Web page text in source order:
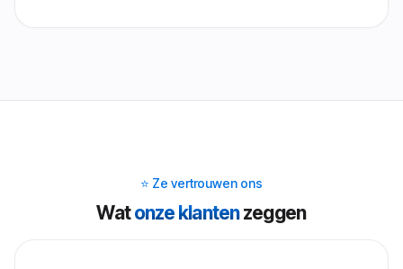
⭐ Ze vertrouwen ons
Watonze klantenzeggen